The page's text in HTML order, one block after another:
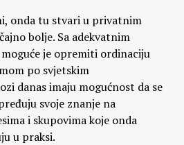
onda tu stvari u privatnim
bolje. Sa adekvatnim
je opremiti ordinaciju
po svjetskim
danas imaju mogućnost da se
svoje znanje na
i skupovima koje onda
u praksi.